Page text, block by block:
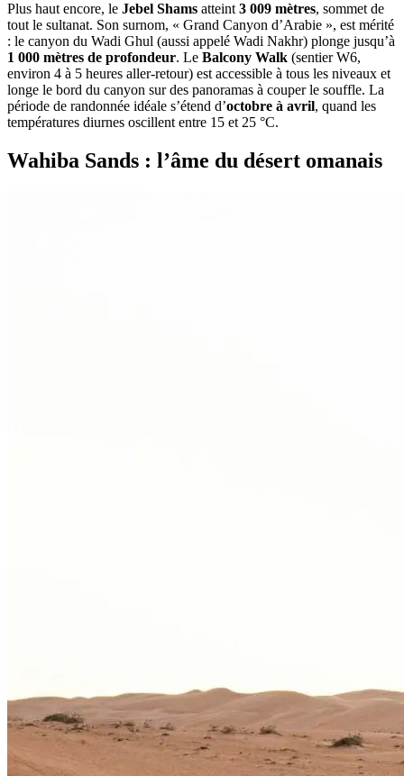
Plus haut encore, le Jebel Shams atteint 3 009 mètres, sommet de
tout le sultanat. Son surnom, « Grand Canyon d’Arabie », est mérité
: le canyon du Wadi Ghul (aussi appelé Wadi Nakhr) plonge jusqu’à
1 000 mètres de profondeur. Le Balcony Walk (sentier W6,
environ 4 à 5 heures aller-retour) est accessible à tous les niveaux et
longe le bord du canyon sur des panoramas à couper le souffle. La
période de randonnée idéale s’étend d’octobre à avril, quand les
températures diurnes oscillent entre 15 et 25 °C.
Wahiba Sands : l’âme du désert omanais